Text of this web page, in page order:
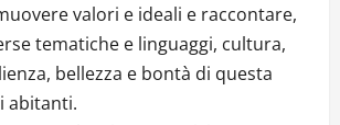
valori e ideali e raccontare,
tematiche e linguaggi, cultura,
bellezza e bontà di questa
abitanti.